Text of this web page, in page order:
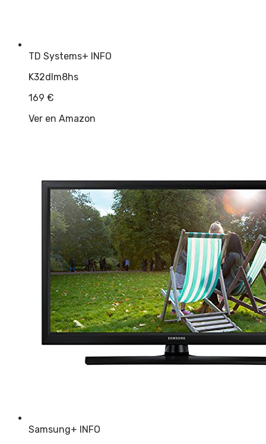
TD Systems+ INFO
K32dlm8hs
169 €
Ver en Amazon
Samsung+ INFO